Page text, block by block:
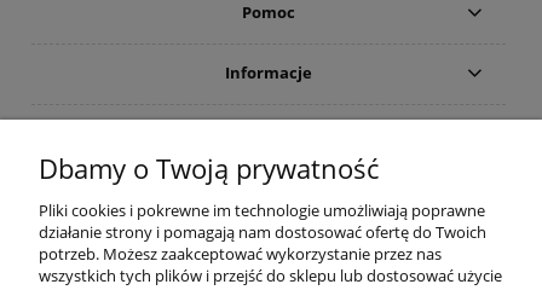
Pomoc
Informacje
PRODUCENCI
Dbamy o Twoją prywatność
Pliki cookies i pokrewne im technologie umożliwiają poprawne
działanie strony i pomagają nam dostosować ofertę do Twoich
potrzeb. Możesz zaakceptować wykorzystanie przez nas
wszystkich tych plików i przejść do sklepu lub dostosować użycie